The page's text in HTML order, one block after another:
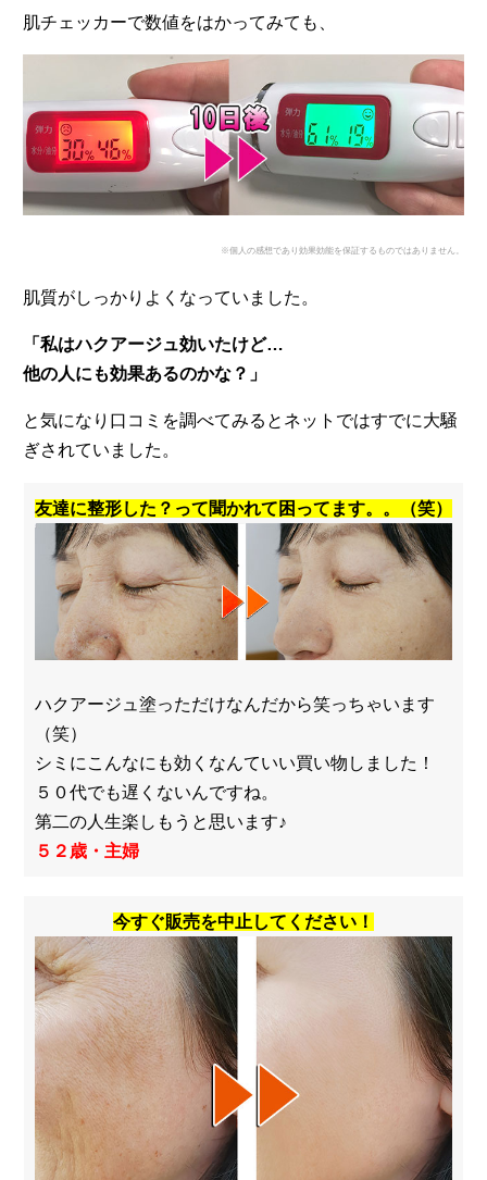
肌チェッカーで数値をはかってみても、
※個人の感想であり効果効能を保証するものではありません。
肌質がしっかりよくなっていました。
「私はハクアージュ効いたけど…
他の人にも効果あるのかな？」
と気になり口コミを調べてみるとネットではすでに大騒
ぎされていました。
友達に整形した？って聞かれて困ってます。。（笑）
ハクアージュ塗っただけなんだから笑っちゃいます
（笑）
シミにこんなにも効くなんていい買い物しました！
５０代でも遅くないんですね。
第二の人生楽しもうと思います♪
５２歳・主婦
今すぐ販売を中止してください！